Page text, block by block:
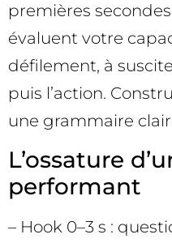
premières
évaluent votre
défilement, à
puis l’action.
une grammaire
L’ossature
performant
– Hook 0–3 s :